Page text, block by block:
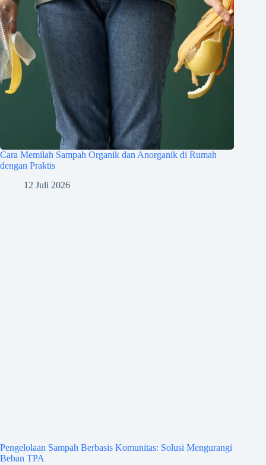
Cara Memilah Sampah Organik dan Anorganik di Rumah
dengan Praktis
12 Juli 2026
Pengelolaan Sampah Berbasis Komunitas: Solusi Mengurangi
Beban TPA